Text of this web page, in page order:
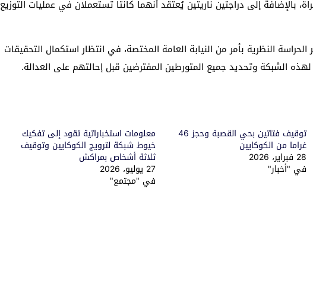
بالإضافة إلى دراجتين ناريتين يُعتقد أنهما كانتا تستعملان في عمليات التوزيع
النظرية بأمر من النيابة العامة المختصة، في انتظار استكمال التحقيقات
الشبكة وتحديد جميع المتورطين المفترضين قبل إحالتهم على العدالة.
توقيف فتاتين بحي القصبة وحجز 46
غراما من الكوكايين
28 فبراير، 2026
في "أخبار"
معلومات استخباراتية تقود إلى تفكيك
خيوط شبكة لترويج الكوكايين وتوقيف
ثلاثة أشخاص بمراكش
27 يوليو، 2026
في "مجتمع"